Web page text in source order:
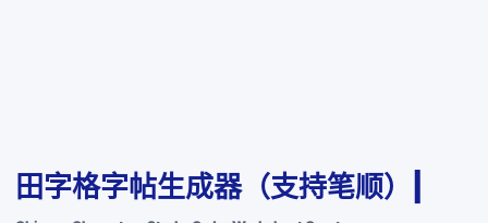
田字格字帖生成器（支持笔顺）|